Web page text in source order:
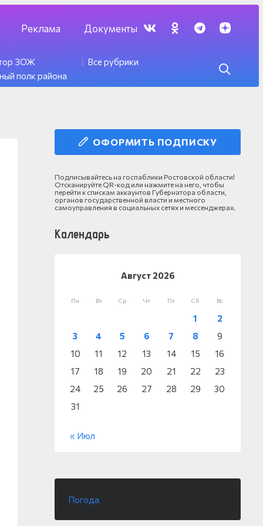
Реклама Документы
ЗОЖ
полк района
Все рубрики
ОФОРМИТЬ ПОДПИСКУ
Подписывайтесь на госпаблики Ростовской области!
Отсканируйте QR-код или нажмите на него, чтобы
перейти к спискам аккаунтов Губернатора области,
органов государственной власти и местного
самоуправления в социальных сетях и мессенджерах.
Календарь
Август 2026
Пн Вт Ср Чт Пт Сб Вс
1
2
3
4 5 6 7 8
9
10
11 12 13 14 15
16
17
18 19 20 21 22
23
24
25 26 27 28 29
30
31
« Июл
Погода